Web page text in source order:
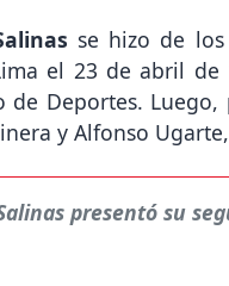
se hizo de
el 23 de abril de
de Deportes. Luego,
y Alfonso